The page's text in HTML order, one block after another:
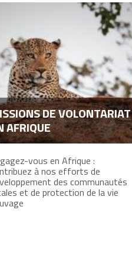
DE VOLONTARIAT
AFRIQUE
vous en Afrique :
à nos efforts de
des communautés
et de protection de la vie